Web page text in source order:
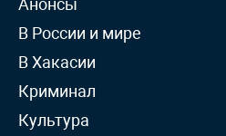
Анонсы
В России и мире
В Хакасии
Криминал
Культура